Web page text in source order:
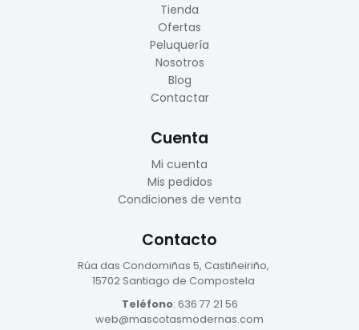
Tienda
Ofertas
Peluquería
Nosotros
Blog
Contactar
Cuenta
Mi cuenta
Mis pedidos
Condiciones de venta
Contacto
Rúa das Condomiñas 5, Castiñeiriño,
15702 Santiago de Compostela
Teléfono: 636 77 21 56
web@mascotasmodernas.com